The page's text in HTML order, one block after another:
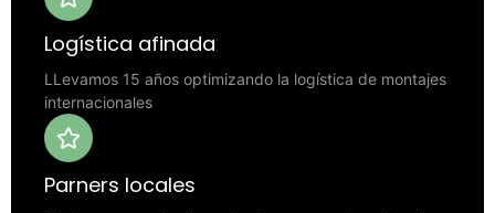
Logística afinada
LLevamos 15 años optimizando la logística de montajes
internacionales
Parners locales